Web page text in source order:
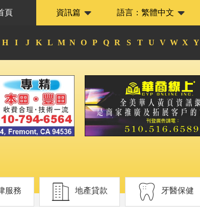
頁 資訊篇 語言：繁體中文
H I J K L M N O P Q R S T U V W X Y
服務 地產貸款 牙醫保健